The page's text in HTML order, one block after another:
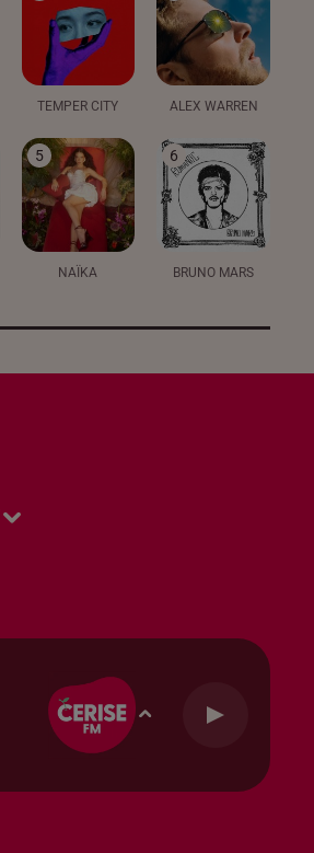
TEMPER CITY ALEX WARREN
5
NAÏKA
6
BRUNO MARS